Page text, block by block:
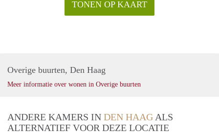
TONEN OP KAART
Overige buurten, Den Haag
Meer informatie over wonen in Overige buurten
ANDERE KAMERS IN DEN HAAGALS
ALTERNATIEF VOOR DEZE LOCATIE